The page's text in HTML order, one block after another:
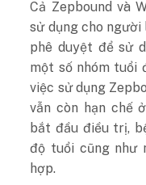
Cả Zepbound và
sử dụng cho người
phê duyệt để sử
một số nhóm tuổi
việc sử dụng
vẫn còn hạn chế
bắt đầu điều trị,
độ tuổi cũng như
hợp.